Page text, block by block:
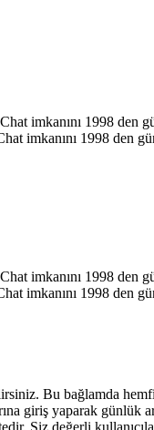
imkanını 1998 den
imkanını 1998 den
imkanını 1998 den
imkanını 1998 den
Bu bağlamda
giriş yaparak günlük